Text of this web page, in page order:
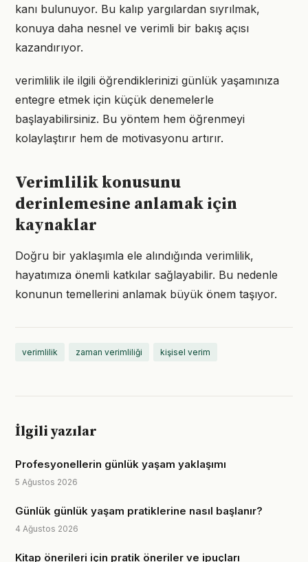
kanı bulunuyor. Bu kalıp yargılardan sıyrılmak,
konuya daha nesnel ve verimli bir bakış açısı
kazandırıyor.
verimlilik ile ilgili öğrendiklerinizi günlük yaşamınıza
entegre etmek için küçük denemelerle
başlayabilirsiniz. Bu yöntem hem öğrenmeyi
kolaylaştırır hem de motivasyonu artırır.
Verimlilik konusunu
derinlemesine anlamak için
kaynaklar
Doğru bir yaklaşımla ele alındığında verimlilik,
hayatımıza önemli katkılar sağlayabilir. Bu nedenle
konunun temellerini anlamak büyük önem taşıyor.
verimlilik zaman verimliliği kişisel verim
İlgili yazılar
Profesyonellerin günlük yaşam yaklaşımı
5 Ağustos 2026
Günlük günlük yaşam pratiklerine nasıl başlanır?
4 Ağustos 2026
Kitap önerileri için pratik öneriler ve ipuçları